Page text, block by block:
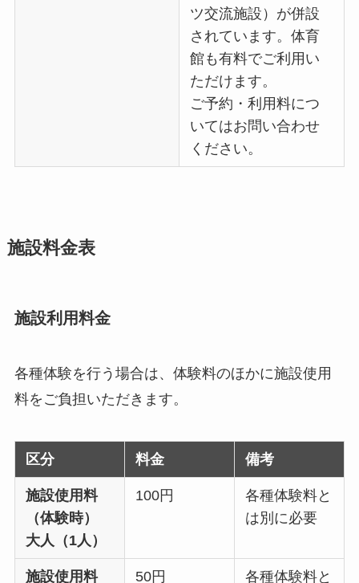
ツ交流施設）が併設
されています。体育
館も有料でご利用い
ただけます。
ご予約・利用料につ
いてはお問い合わせ
ください。
施設料金表
施設利用料金
各種体験を行う場合は、体験料のほかに施設使用
料をご負担いただきます。
区分 料金 備考
施設使用料
（体験時）
大人（1人）
100円
各種体験料と
は別に必要
施設使用料 50円 各種体験料と